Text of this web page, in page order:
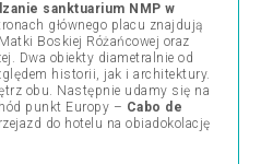
sanktuarium NMP w
głównego placu znajdują
Boskiej Różańcowej oraz
Dwa obiekty diametralnie od
historii, jak i architektury.
obu. Następnie udamy się na
punkt Europy – Cabo de
do hotelu na obiadokolację